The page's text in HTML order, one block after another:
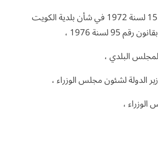
وعلى القانون رقم 15 لسنة 1972 في شأن بلدية الكويت
95 لسنة 1976 ،
البلدي ،
الدولة لشئون مجلس الوزراء ،
،